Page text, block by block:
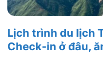
Lịch trình du lịch
Check-in ở đâu,